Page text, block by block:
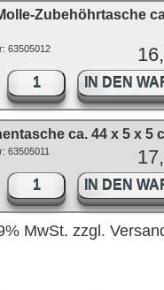
Zubehöhrtasche
63505012
IN DEN
ca. 44 x 5 x 5
63505011
IN DEN